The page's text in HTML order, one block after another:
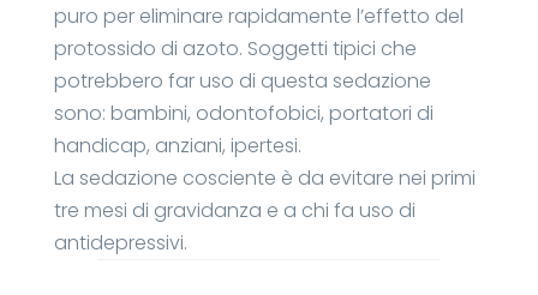
puro per eliminare rapidamente l’effetto del
protossido di azoto. Soggetti tipici che
potrebbero far uso di questa sedazione
sono: bambini, odontofobici, portatori di
handicap, anziani, ipertesi.
La sedazione cosciente è da evitare nei primi
tre mesi di gravidanza e a chi fa uso di
antidepressivi.